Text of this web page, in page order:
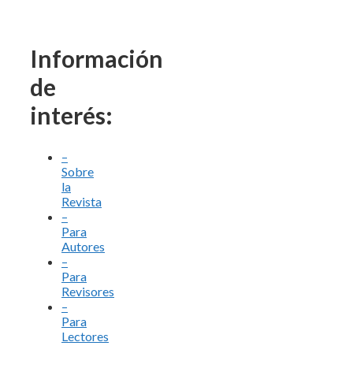
Información
de
interés:
–
Sobre
la
Revista
–
Para
Autores
–
Para
Revisores
–
Para
Lectores